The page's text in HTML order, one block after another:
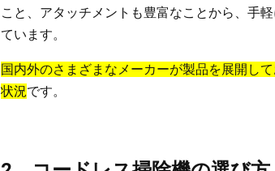
こと、アタッチメントも豊富なことから、手
ています。
国内外のさまざまなメーカーが製品を展開し
状況です。